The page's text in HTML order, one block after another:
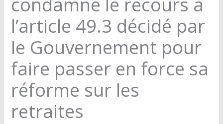
l’article 49.3 décidé par
le Gouvernement pour
faire passer en force sa
réforme sur les
retraites